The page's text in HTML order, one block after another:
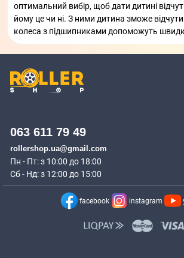
оптимальний вибір, щоб дати дитині
йому це чи ні. З ними дитина зможе
колеса з підшипниками допоможуть
063 611 79 49
rollershop.ua@gmail.com
Пн - Пт: з 10:00 до 18:00
Сб - Нд: з 12:00 до 15:00
facebook instagram